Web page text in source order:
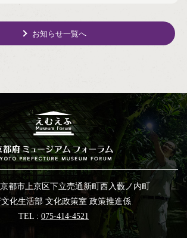
お知らせ一覧へ
京都市上京区下立売通新町西入藪ノ内町
化生活部 文化政策室 政策推進係
TEL : 075-414-4521